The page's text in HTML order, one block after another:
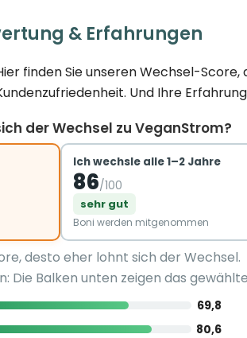
& Erfahrungen
finden Sie unseren Wechsel-
Und Ihre
der Wechsel zu VeganStrom?
Ich wechsle alle 1–2 Jahre
86/100
sehr gut
Boni werden mitgenommen
desto eher lohnt sich der Wechsel.
Die Balken unten zeigen das
69,8
80,6